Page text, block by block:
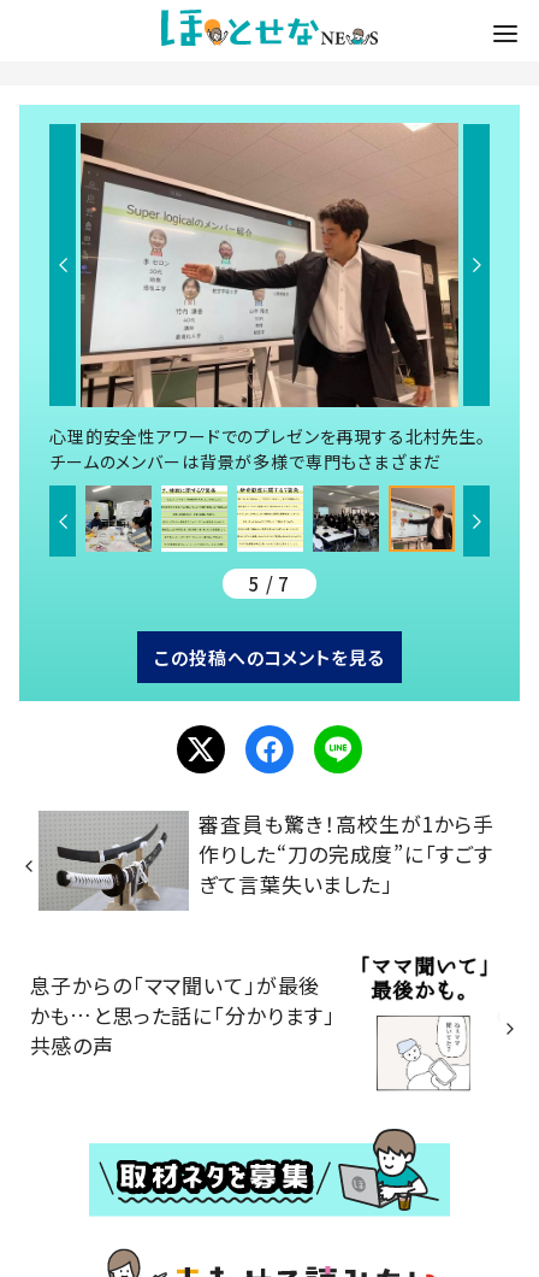
心理的安全性アワードでのプレゼンを再現する北村先生。
チームのメンバーは背景が多様で専門もさまざまだ
5 / 7
この投稿へのコメントを見る
審査員も驚き！高校生が1から手
作りした“刀の完成度”に「すごす
ぎて言葉失いました」
息子からの「ママ聞いて」が最後
かも…と思った話に「分かります」
共感の声